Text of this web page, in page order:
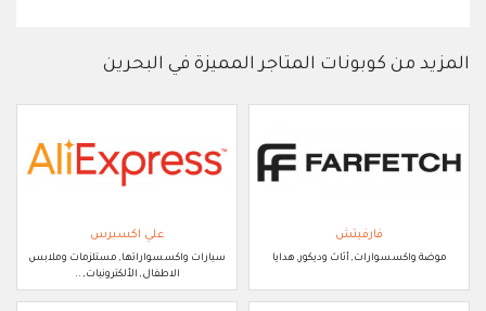
المزيد من كوبونات المتاجر المميزة في البحرين
فارفيتش
موضة واكسسوارات, أثاث وديكور, هدايا
علي اكسبرس
سيارات واكسسواراتها, مستلزمات وملابس
الاطفال, الألكترونيات, ..